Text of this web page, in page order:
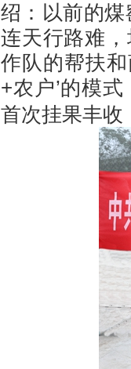
绍：以前的
连天行路难
作队的帮扶
+农户’的模
首次挂果丰收